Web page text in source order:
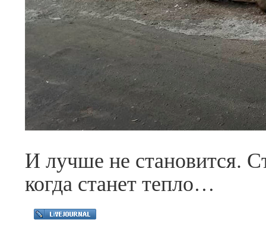
И лучше не становится.
когда станет тепло…